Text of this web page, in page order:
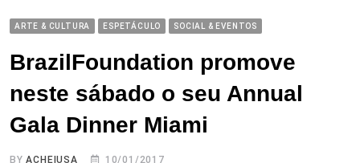
ARTE & CULTURA ESPETÁCULO SOCIAL & EVENTOS
BrazilFoundation promove
neste sábado o seu Annual
Gala Dinner Miami
BYACHEIUSA 10/01/2017